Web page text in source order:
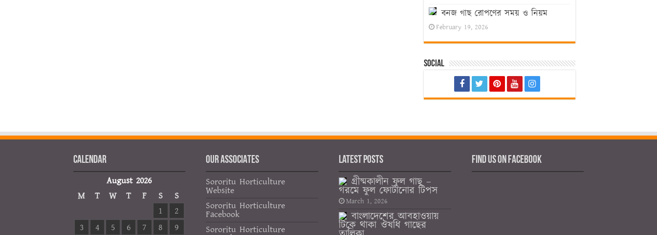
বনজ গাছ রোপণের সময় ও নিয়ম
February 19, 2026
Social
Calendar
August 2026
M
T W T F S
S
1
2
3
4 5 6 7 8 9
OUR ASSOCIATES
Sororitu Horticulture
Website
Sororitu Horticulture
Facebook
Sororitu Horticulture
Latest Posts
গ্রীষ্মকালীন ফুল গাছ –
গরমে ফুল ফোটানোর টিপস
March 1, 2026
বাংলাদেশের আবহাওয়ায়
টিকে থাকা ঔষধি গাছের
Find us on Facebook